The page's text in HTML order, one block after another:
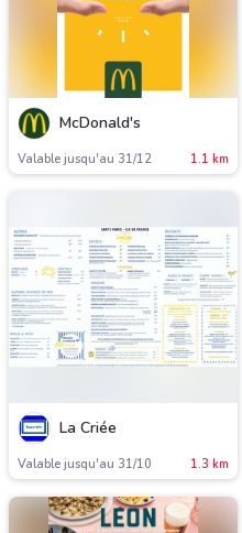
McDonald's
Valable jusqu'au 31/12 1.1 km
La Criée
Valable jusqu'au 31/10 1.3 km